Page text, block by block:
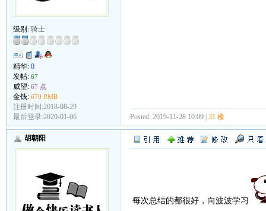
级别: 骑士
精华: 0
发帖: 67
威望: 67 点
金钱: 670 RMB
注册时间:2018-08-29
最后登录:2020-01-06
Posted: 2019-11-28 10:09 | 31 楼
胡朝阳
每次总结的都很好，向波波学习